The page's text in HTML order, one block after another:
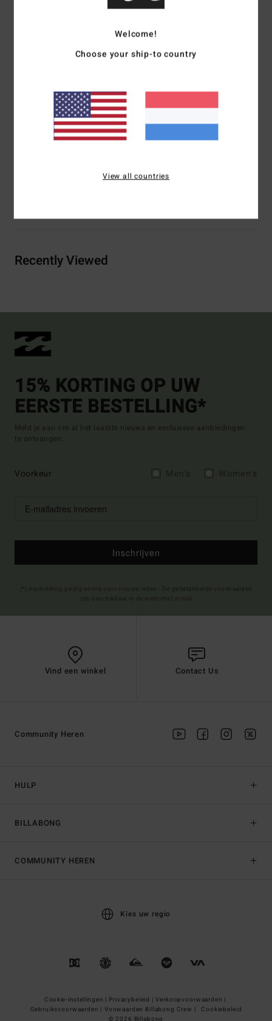
Medium profile, ongestructureerd trucker-model met 5
Halfgebogen klep
Plastic schuifsluiting
Corduroy stof op het bovenwerk en klep
Geweven patch met kunst van Ty William
Recently Viewed
15% KORTING OP UW
EERSTE BESTELLING*
Meld je aan om al het laatste nieuws en exclusieve aanbiedingen
te ontvangen.
Voorkeur
Inschrijven
Vind een winkel Contact Us
HULP
BILLABONG
Community Heren
COMMUNITY HEREN
Kies uw regio
Cookie-instellingen | Privacybeleid | Verkoopvoorwaarden |
Gebruiksvoorwaarden | Voowaarden Billabong Crew |
Cookiebeleid
Welcome!
Choose your ship-to country
View all countries